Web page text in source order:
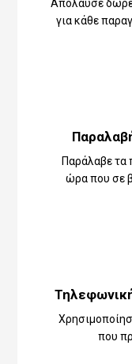
Απόλαυσε
για κάθε
Παράλαβε τα
ώρα που σε
που